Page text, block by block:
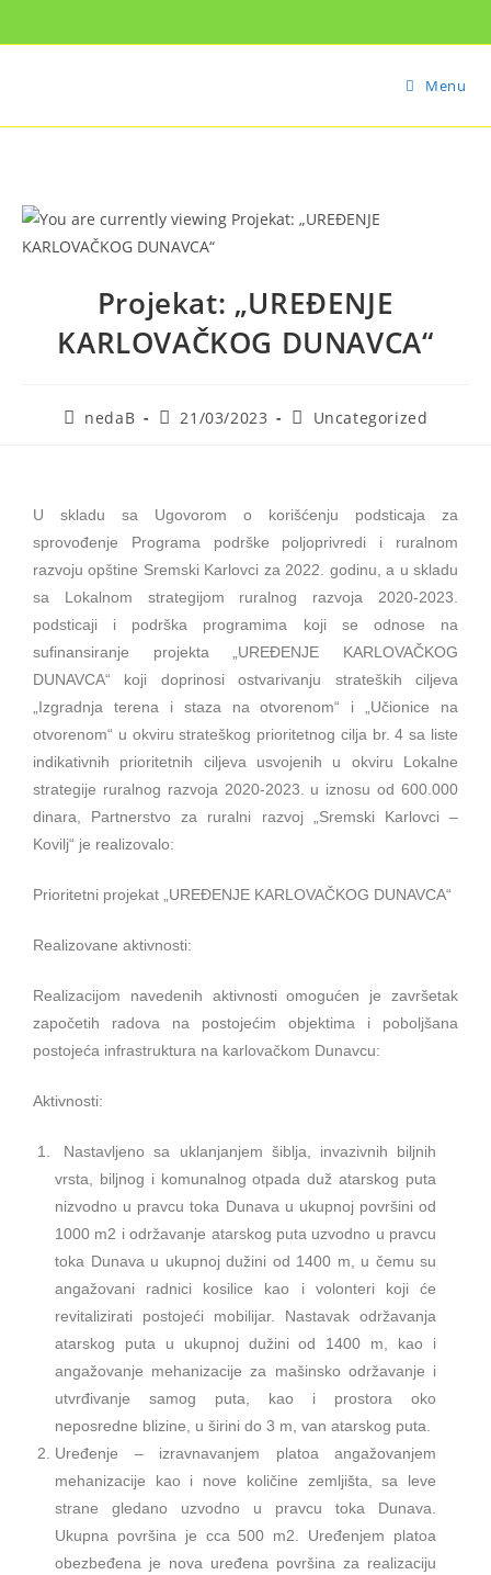
Menu
Projekat: „UREĐENJE
KARLOVAČKOG DUNAVCA“
nedaB 21/03/2023 Uncategorized
U skladu sa Ugovorom o korišćenju podsticaja za
sprovođenje Programa podrške poljoprivredi i ruralnom
razvoju opštine Sremski Karlovci za 2022. godinu, a u skladu
sa Lokalnom strategijom ruralnog razvoja 2020-2023.
podsticaji i podrška programima koji se odnose na
sufinansiranje projekta „UREĐENJE KARLOVAČKOG
DUNAVCA“ koji doprinosi ostvarivanju strateških ciljeva
„Izgradnja terena i staza na otvorenom“ i „Učionice na
otvorenom“ u okviru strateškog prioritetnog cilja br. 4 sa liste
indikativnih prioritetnih ciljeva usvojenih u okviru Lokalne
strategije ruralnog razvoja 2020-2023. u iznosu od 600.000
dinara, Partnerstvo za ruralni razvoj „Sremski Karlovci –
Kovilj“ je realizovalo:
Prioritetni projekat „UREĐENJE KARLOVAČKOG DUNAVCA“
Realizovane aktivnosti:
Realizacijom navedenih aktivnosti omogućen je završetak
započetih radova na postojećim objektima i poboljšana
postojeća infrastruktura na karlovačkom Dunavcu:
Aktivnosti:
Nastavljeno sa uklanjanjem šiblja, invazivnih biljnih
vrsta, biljnog i komunalnog otpada duž atarskog puta
nizvodno u pravcu toka Dunava u ukupnoj površini od
1000 m2 i održavanje atarskog puta uzvodno u pravcu
toka Dunava u ukupnoj dužini od 1400 m, u čemu su
angažovani radnici kosilice kao i volonteri koji će
revitalizirati postojeći mobilijar. Nastavak održavanja
atarskog puta u ukupnoj dužini od 1400 m, kao i
angažovanje mehanizacije za mašinsko održavanje i
utvrđivanje samog puta, kao i prostora oko
neposredne blizine, u širini do 3 m, van atarskog puta.
Uređenje – izravnavanjem platoa angažovanjem
mehanizacije kao i nove količine zemljišta, sa leve
strane gledano uzvodno u pravcu toka Dunava.
Ukupna površina je cca 500 m2. Uređenjem platoa
obezbeđena je nova uređena površina za realizaciju